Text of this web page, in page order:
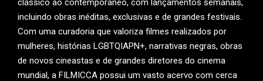
clássico ao contemporâneo, com lançamentos semanais,
incluindo obras inéditas, exclusivas e de grandes festivais.
Com uma curadoria que valoriza filmes realizados por
mulheres, histórias LGBTQIAPN+, narrativas negras, obras
de novos cineastas e de grandes diretores do cinema
mundial, a FILMICCA possui um vasto acervo com cerca